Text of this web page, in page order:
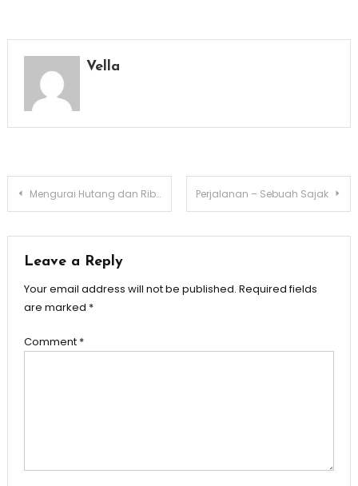
Vella
Post
navigation
Mengurai Hutang dan Riba: Antara Kebutuhan dan Gaya Hidup Perjalanan – Sebuah Sajak
Leave a Reply
Your email address will not be published. Required fields
are marked *
Comment *